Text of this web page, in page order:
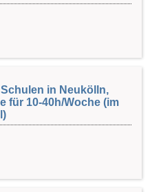
in Neukölln,
für 10-40h/Woche (im